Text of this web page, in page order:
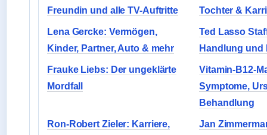
Freundin und alle TV-Auftritte
Tochter &
Lena Gercke: Vermögen,
Kinder, Partner, Auto & mehr
Ted Lasso
Handlung und
Frauke Liebs: Der ungeklärte
Mordfall
Vitamin-B12-
Symptome,
Behandlung
Ron-Robert Zieler: Karriere,
Jan